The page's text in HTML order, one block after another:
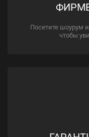
Посетите шоурум
чтобы